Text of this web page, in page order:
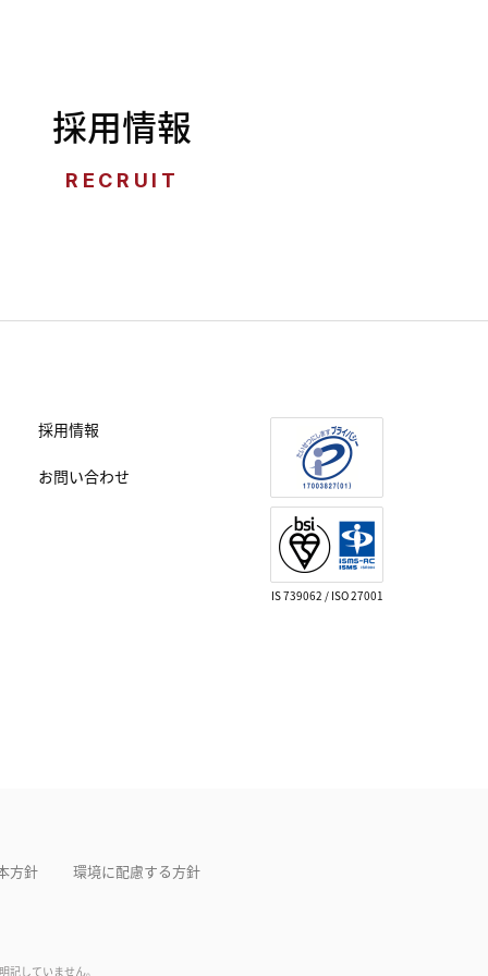
採用情報
RECRUIT
採用情報
お問い合わせ
IS 739062 / ISO 27001
方針 環境に配慮する方針
していません。